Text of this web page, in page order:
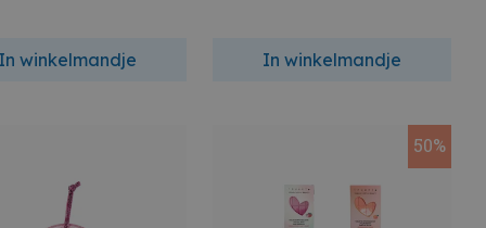
In winkelmandje In winkelmandje
50%